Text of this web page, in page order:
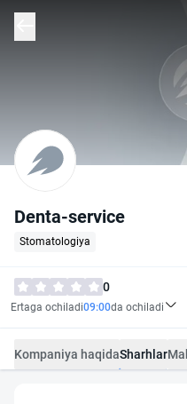
Denta-service
Stomatologiya
0
Ertaga ochiladi09:00da ochiladi
Kompaniya haqidaSharhlar